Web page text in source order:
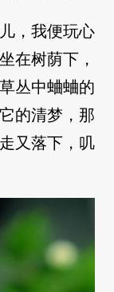
，我便玩心
在树荫下，
丛中蛐蛐的
的清梦，那
又落下，叽